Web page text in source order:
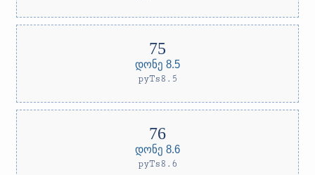
დონე 8.5
pyTs8.5
დონე 8.6
pyTs8.6